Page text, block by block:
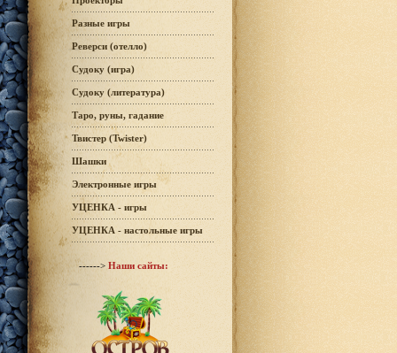
Разные игры
Реверси (отелло)
Судоку (игра)
Судоку (литература)
Таро, руны, гадание
Твистер (Twister)
Шашки
Электронные игры
УЦЕНКА - игры
УЦЕНКА - настольные игры
------> Наши сайты: